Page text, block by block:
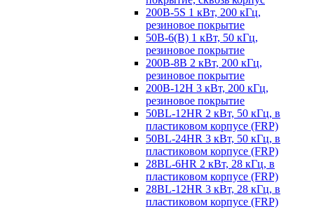
200B-5S 1 кВт, 200 кГц,
резиновое покрытие
50B-6(B) 1 кВт, 50 кГц,
резиновое покрытие
200B-8B 2 кВт, 200 кГц,
резиновое покрытие
200B-12H 3 кВт, 200 кГц,
резиновое покрытие
50BL-12HR 2 кВт, 50 кГц, в
пластиковом корпусе (FRP)
50BL-24HR 3 кВт, 50 кГц, в
пластиковом корпусе (FRP)
28BL-6HR 2 кВт, 28 кГц, в
пластиковом корпусе (FRP)
28BL-12HR 3 кВт, 28 кГц, в
пластиковом корпусе (FRP)